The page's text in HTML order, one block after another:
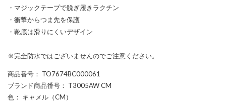
・マジックテープで脱ぎ履きラクチン
・衝撃からつま先を保護
・靴底は滑りにくいデザイン
※完全防水ではございませんのでご注意ください。
商品番号 ： TO7674BC000061
ブランド商品番号 ： T3005AW CM
色 ： キャメル（CM）